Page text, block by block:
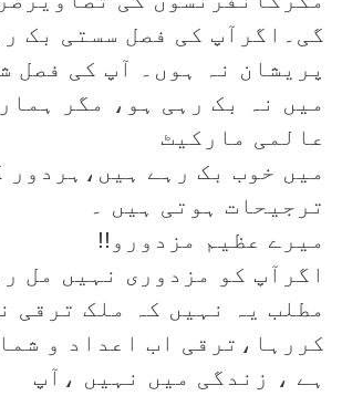
گی۔اگرآپ کی فصل سستی بک
پریشان نہ ہوں۔ آپ کی فصل
میں نہ بک رہی ہو، مگر
عالمی مارکیٹ
میں خوب بک رہے ہیں،ہردور
ترجیحات ہوتی ہیں ۔
میرے عظیم مزدورو!!
اگرآپ کو مزدوری نہیں مل
مطلب یہ نہیں کہ ملک ترقی
کررہا،ترقی اب اعداد و
ہے ، زندگی میں نہیں ،آپ